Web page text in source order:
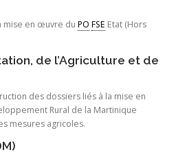
mise en œuvre du PO FSE Etat (Hors
de l’Agriculture et de
des dossiers liés à la mise en
Rural de la Martinique
mesures agricoles.